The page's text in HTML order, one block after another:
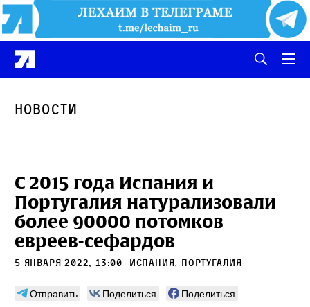
Новости
С 2015 года Испания и
Португалия натурализовали
более 90000 потомков
евреев-сефардов
5 января 2022, 13:00 Испания, Португалия
Отправить Поделиться
Поделиться